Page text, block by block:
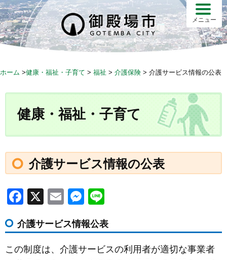
S
k
i
p
メニュー
ホーム >健康・福祉・子育て > 福祉 > 介護保険 > 介護サービス情報の公表
健康・福祉・子育て
介護サービス情報の公表
F
c
e
X
E
ail
M
ss
e
e
介護サービス情報公表
この制度は、介護サービスの利用者が適切な事業者